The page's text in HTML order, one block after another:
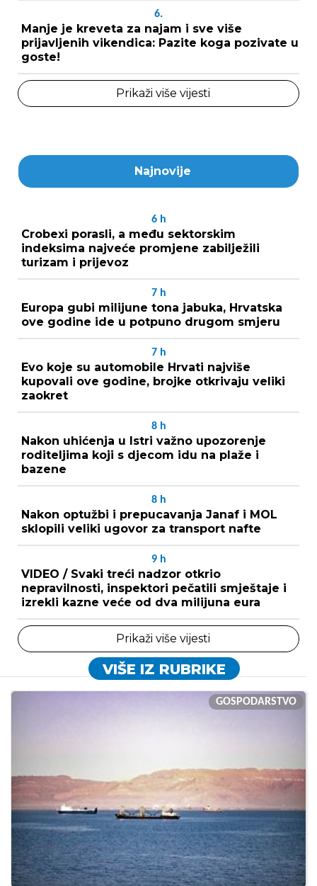
6.
Manje je kreveta za najam i sve više
prijavljenih vikendica: Pazite koga pozivate u
goste!
Prikaži više vijesti
Najnovije
6 h
Crobexi porasli, a među sektorskim
indeksima najveće promjene zabilježili
turizam i prijevoz
7 h
Europa gubi milijune tona jabuka, Hrvatska
ove godine ide u potpuno drugom smjeru
7 h
Evo koje su automobile Hrvati najviše
kupovali ove godine, brojke otkrivaju veliki
zaokret
8 h
Nakon uhićenja u Istri važno upozorenje
roditeljima koji s djecom idu na plaže i
bazene
8 h
Nakon optužbi i prepucavanja Janaf i MOL
sklopili veliki ugovor za transport nafte
9 h
VIDEO / Svaki treći nadzor otkrio
nepravilnosti, inspektori pečatili smještaje i
izrekli kazne veće od dva milijuna eura
Prikaži više vijesti
VIŠE IZ RUBRIKE
GOSPODARSTVO